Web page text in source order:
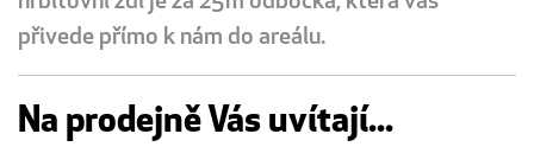
přivede přímo k nám do areálu.
Na prodejně Vás uvítají...